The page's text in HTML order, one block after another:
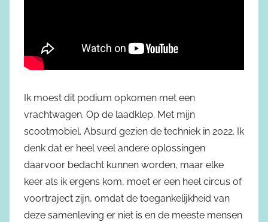
Ik moest dit podium opkomen met een
vrachtwagen. Op de laadklep. Met mijn
scootmobiel. Absurd gezien de techniek in 2022. Ik
denk dat er heel veel andere oplossingen
daarvoor bedacht kunnen worden, maar elke
keer als ik ergens kom, moet er een heel circus of
voortraject zijn, omdat de toegankelijkheid van
deze samenleving er niet is en de meeste mensen